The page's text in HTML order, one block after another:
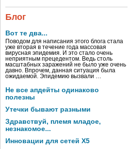
Блог
Вот те два...
Поводом для написания этого блога стала
уже вторая в течение года массовая
вирусная эпидемия. И это стало очень
неприятным прецедентом. Ведь столь
масштабных заражений не было уже очень
давно. Впрочем, данная ситуация была
ожидаемой. Эпидемию вызвали …
Не все апдейты одинаково
полезны
Утечки бывают разными
Здравствуй, племя младое,
незнакомое...
Инновации для сетей X5